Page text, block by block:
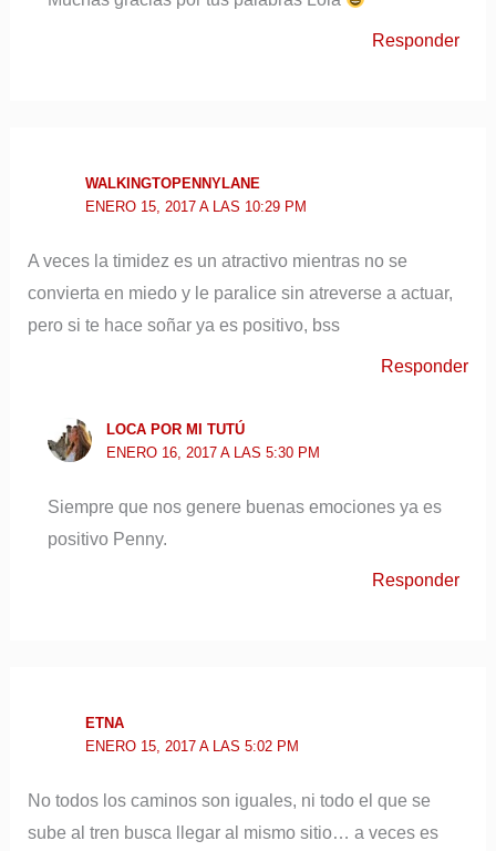
Responder
WALKINGTOPENNYLANE
ENERO 15, 2017 A LAS 10:29 PM
A veces la timidez es un atractivo mientras no se
convierta en miedo y le paralice sin atreverse a actuar,
pero si te hace soñar ya es positivo, bss
Responder
LOCA POR MI TUTÚ
ENERO 16, 2017 A LAS 5:30 PM
Siempre que nos genere buenas emociones ya es
positivo Penny.
Responder
ETNA
ENERO 15, 2017 A LAS 5:02 PM
No todos los caminos son iguales, ni todo el que se
sube al tren busca llegar al mismo sitio… a veces es